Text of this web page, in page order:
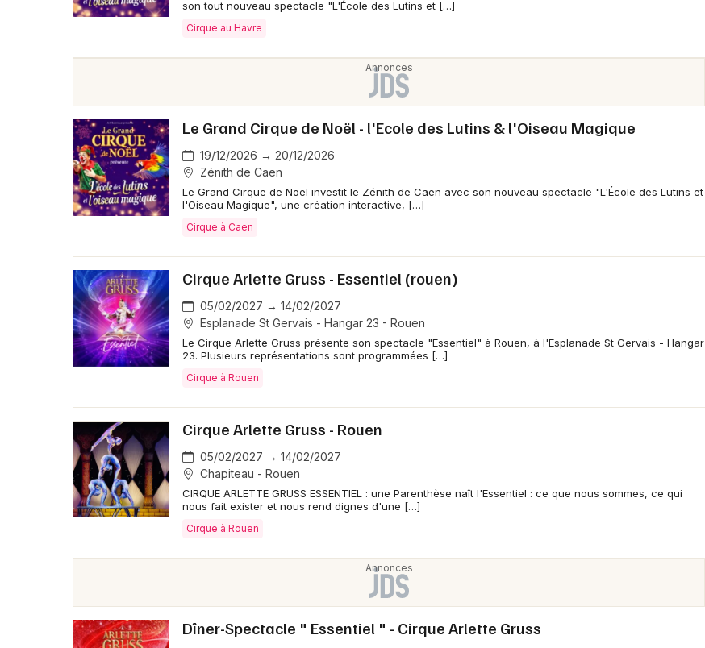
Artistes en tournée
son tout nouveau spectacle "L'École des Lutins et […]
Cirque au Havre
Le Grand Cirque de Noël - l'Ecole des Lutins & l'Oiseau Magique
19/12/2026 → 20/12/2026
Zénith de Caen
Le Grand Cirque de Noël investit le Zénith de Caen avec son nouveau spectacle "L'École des Lutins et
l'Oiseau Magique", une création interactive, […]
Cirque à Caen
Cirque Arlette Gruss - Essentiel (rouen)
05/02/2027 → 14/02/2027
Esplanade St Gervais - Hangar 23 - Rouen
Le Cirque Arlette Gruss présente son spectacle "Essentiel" à Rouen, à l'Esplanade St Gervais - Hangar
23. Plusieurs représentations sont programmées […]
Cirque à Rouen
Cirque Arlette Gruss - Rouen
05/02/2027 → 14/02/2027
Chapiteau - Rouen
CIRQUE ARLETTE GRUSS ESSENTIEL : une Parenthèse naît l'Essentiel : ce que nous sommes, ce qui
nous fait exister et nous rend dignes d'une […]
Cirque à Rouen
Dîner-Spectacle " Essentiel " - Cirque Arlette Gruss